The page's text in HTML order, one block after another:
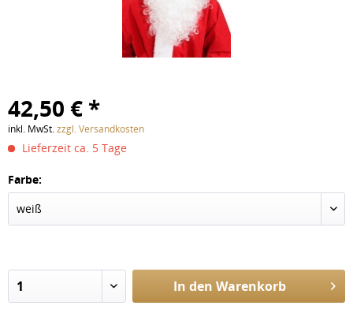
42,50 € *
inkl. MwSt.zzgl. Versandkosten
Lieferzeit ca. 5 Tage
Farbe:
In den Warenkorb